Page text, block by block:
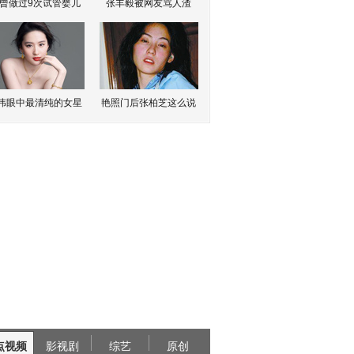
做过9次试管婴儿 张丰毅被网友骂人渣
眼中最清纯的女星 艳照门后张柏芝这么说
视频 影视剧 综艺 原创